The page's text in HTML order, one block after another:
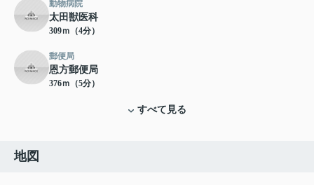
動物病院
太田獣医科
309ｍ（4分）
郵便局
恩方郵便局
376ｍ（5分）
すべて見る
地図